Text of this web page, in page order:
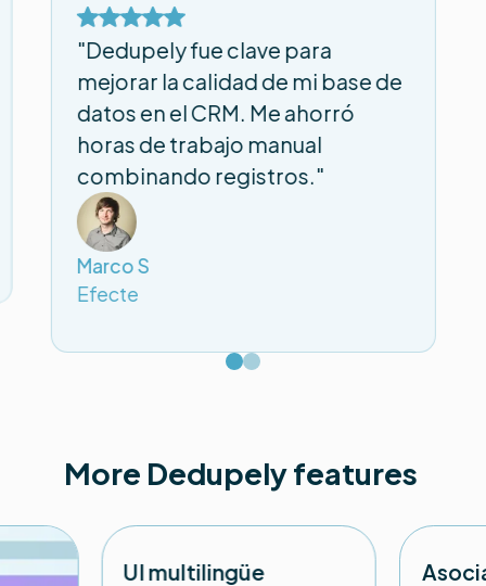
"Dedupely fue clave para
mejorar la calidad de mi base de
datos en el CRM. Me ahorró
horas de trabajo manual
combinando registros."
Marco S
Efecte
More Dedupely features
UI multilingüe